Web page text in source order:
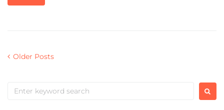
Older Posts